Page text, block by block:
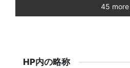
45 more
HP内の略称